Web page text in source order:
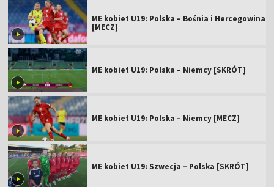
ME kobiet U19: Polska – Bośnia i Hercegowina
[MECZ]
ME kobiet U19: Polska – Niemcy [SKRÓT]
ME kobiet U19: Polska – Niemcy [MECZ]
ME kobiet U19: Szwecja – Polska [SKRÓT]